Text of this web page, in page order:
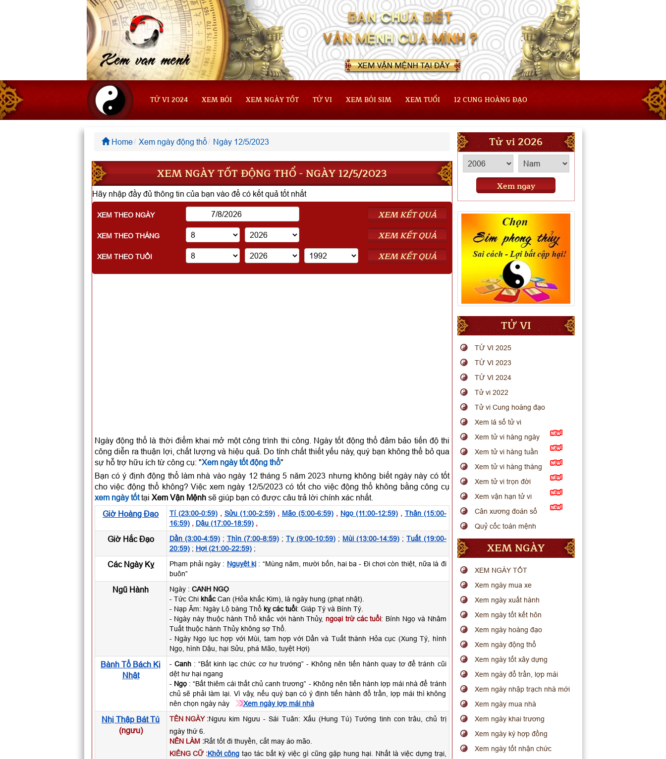
TỬ VI 2024 XEM BÓI XEM NGÀY TỐT TỬ VI XEM BÓI SIM XEM TUỔI 12 CUNG HOÀNG ĐẠO
Home Xem ngày động thổ Ngày 12/5/2023
XEM NGÀY TỐT ĐỘNG THỔ - NGÀY 12/5/2023
Hãy nhập đầy đủ thông tin của bạn vào để có kết quả tốt nhất
XEM THEO NGÀY XEM KẾT QUẢ
XEM THEO THÁNG XEM KẾT QUẢ
XEM THEO TUỔI XEM KẾT QUẢ
Ngày động thổ là thời điểm khai mở một công trình thi công. Ngày tốt động thổ đảm bảo tiến độ thi
công diễn ra thuận lợi, chất lượng và hiệu quả. Do tính chất thiết yếu này, quý bạn không thể bỏ qua
sự hỗ trợ hữu ích từ công cụ: "Xem ngày tốt động thổ"
Bạn có ý định động thổ làm nhà vào ngày 12 tháng 5 năm 2023 nhưng không biết ngày này có tốt
cho việc động thổ không? Việc xem ngày 12/5/2023 có tốt cho việc động thổ không bằng công cụ
xem ngày tốttại Xem Vận Mệnhsẽ giúp bạn có được câu trả lời chính xác nhất.
Giờ Hoàng Đạo
Tí (23:00-0:59), Sửu (1:00-2:59), Mão (5:00-6:59), Ngọ (11:00-12:59), Thân (15:00-
16:59), Dậu (17:00-18:59),
Giờ Hắc Đạo Dần (3:00-4:59); Thìn (7:00-8:59); Tỵ (9:00-10:59) ; Mùi (13:00-14:59) ;Tuất (19:00-
20:59); Hợi (21:00-22:59);
Các Ngày Kỵ Phạm phải ngày : Nguyệt kị : “Mùng năm, mười bốn, hai ba - Đi chơi còn thiệt, nữa là đi
buôn”
Ngũ Hành Ngày : CANH NGỌ
- Tức Chi khắcCan (Hỏa khắc Kim), là ngày hung (phạt nhật).
- Nạp Âm: Ngày Lộ bàng Thổ kỵ các tuổi: Giáp Tý và Bính Tý.
- Ngày này thuộc hành Thổ khắc với hành Thủy, ngoại trừ các tuổi: Bính Ngọ và Nhâm
Tuất thuộc hành Thủy không sợ Thổ.
- Ngày Ngọ lục hợp với Mùi, tam hợp với Dần và Tuất thành Hỏa cục (Xung Tý, hình
Ngọ, hình Dậu, hại Sửu, phá Mão, tuyệt Hợi)
Bành Tổ Bách Kị
Nhật
- Canh: “Bất kinh lạc chức cơ hư trướng” - Không nên tiến hành quay tơ để tránh cũi
dệt hư hại ngang
- Ngọ: “Bất thiêm cái thất chủ canh trương” - Không nên tiến hành lợp mái nhà để tránh
chủ sẽ phải làm lại. Vì vậy, nếu quý bạn có ý định tiến hành đổ trần, lợp mái thì không
nên chọn ngày này
Xem ngày lợp mái nhà
Nhị Thập Bát Tú
(ngưu)
TÊN NGÀY :Ngưu kim Ngưu - Sái Tuân: Xấu (Hung Tú) Tướng tinh con trâu, chủ trị
ngày thứ 6.
NÊN LÀM :Rất tốt đi thuyền, cắt may áo mão.
KIÊNG CỮ :Khởi công tạo tác bất kỳ việc gì cũng gặp hung hại. Nhất là việc dựng trại,
Tử vi 2026
Xem ngay
TỬ VI
TỬ VI 2025
TỬ VI 2023
TỬ VI 2024
Tử vi 2022
Tử vi Cung hoàng đạo
Xem lá số tử vi
Xem tử vi hàng ngày
Xem tử vi hàng tuần
Xem tử vi hàng tháng
Xem tử vi trọn đời
Xem vận hạn tử vi
Cân xương đoán số
Quỷ cốc toán mệnh
XEM NGÀY
XEM NGÀY TỐT
Xem ngày mua xe
Xem ngày xuất hành
Xem ngày tốt kết hôn
Xem ngày hoàng đạo
Xem ngày động thổ
Xem ngày tốt xây dựng
Xem ngày đổ trần, lợp mái
Xem ngày nhập trạch nhà mới
Xem ngày mua nhà
Xem ngày khai trương
Xem ngày ký hợp đồng
Xem ngày tốt nhận chức